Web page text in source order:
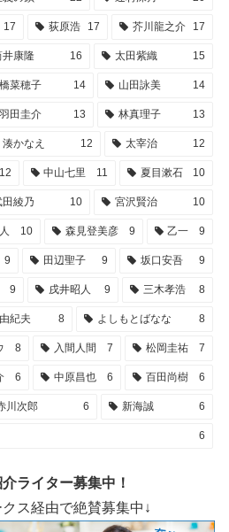
17 荻原浩 17 芥川龍之介 17
井康隆 16 太田紫織 15
菜穂子 14 山田詠美 14
羽田圭介 13 林真理子 13
湊かなえ 12 太宰治 12
12 中山七里 11 夏目漱石 10
田綾乃 10 宮沢賢治 10
10 森見登美彦 9 乙一 9
9 田辺聖子 9 坂口安吾 9
9 戌井昭人 9 三木孝浩 8
紀夫 8 よしもとばなな 8
8 入間人間 7 松岡圭祐 7
6 中原昌也 6 百田尚樹 6
川次郎 6 新海誠 6
6
ライター募集中！
ス経由で絶賛募集中↓